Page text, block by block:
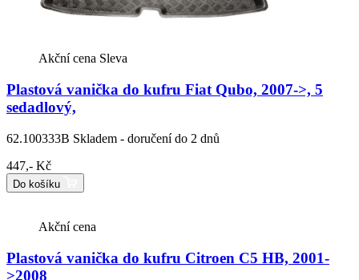
Akční cena Sleva
Plastová vanička do kufru Fiat Qubo, 2007->, 5
sedadlový,
62.100333B Skladem - doručení do 2 dnů
447,- Kč
Do košíku
Akční cena
Plastová vanička do kufru Citroen C5 HB, 2001-
>2008